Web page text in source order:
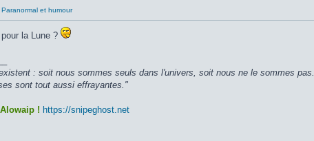
Paranormal et humour
la Lune ?
: soit nous sommes seuls dans l'univers, soit nous ne le sommes pas.
sont tout aussi effrayantes."
! https://snipeghost.net